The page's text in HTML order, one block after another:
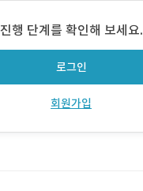
진행 단계를 확인해 보세요.
로그인
회원가입